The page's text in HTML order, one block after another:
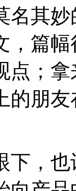
名其
，篇
点；
的朋
下，